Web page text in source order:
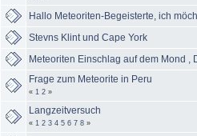
Hallo Meteoriten-Begeisterte, ich
Stevns Klint und Cape York
Meteoriten Einschlag auf dem Mond ,
Frage zum Meteorite in Peru
« 1 2 »
Langzeitversuch
« 1 2 3 4 5 6 7 8 »